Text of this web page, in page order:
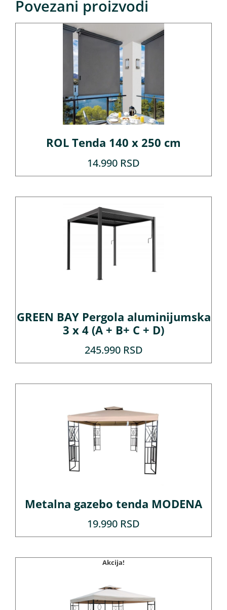
Povezani proizvodi
ROL Tenda 140 x 250 cm
14.990 RSD
GREEN BAY Pergola aluminijumska
3 x 4 (A + B+ C + D)
245.990 RSD
Metalna gazebo tenda MODENA
19.990 RSD
Akcija!